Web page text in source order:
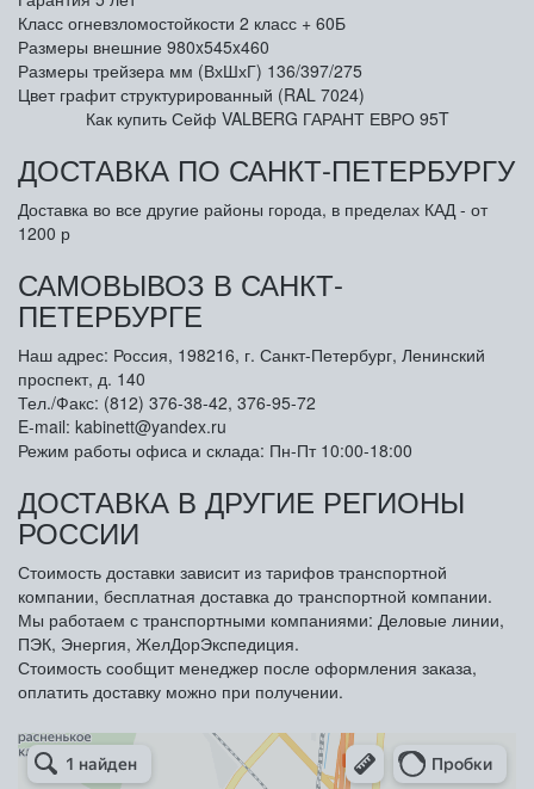
Класс огневзломостойкости 2 класс + 60Б
Размеры внешние 980x545x460
Размеры трейзера мм (ВхШхГ) 136/397/275
Цвет графит структурированный (RAL 7024)
Как купить Сейф VALBERG ГАРАНТ ЕВРО 95T
ДОСТАВКА ПО САНКТ-ПЕТЕРБУРГУ
Доставка во все другие районы города, в пределах КАД - от
1200 р
САМОВЫВОЗ В САНКТ-
ПЕТЕРБУРГЕ
Наш адрес: Россия, 198216, г. Санкт-Петербург, Ленинский
проспект, д. 140
Тел./Факс: (812) 376-38-42, 376-95-72
E-mail: kabinett@yandex.ru
Режим работы офиса и склада: Пн-Пт 10:00-18:00
ДОСТАВКА В ДРУГИЕ РЕГИОНЫ
РОССИИ
Стоимость доставки зависит из тарифов транспортной
компании, бесплатная доставка до транспортной компании.
Мы работаем с транспортными компаниями: Деловые линии,
ПЭК, Энергия, ЖелДорЭкспедиция.
Стоимость сообщит менеджер после оформления заказа,
оплатить доставку можно при получении.
Арметкон
Металлическая мебель в Санкт‑Петербурге
Торговое оборудование в Санкт‑Петербурге